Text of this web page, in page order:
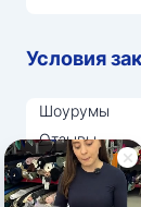
Условия
Шоурумы
Отзывы
Доставка и
О нас